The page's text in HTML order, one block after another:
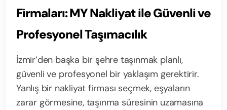
Firmaları: MY Nakliyat ile Güvenli ve
Profesyonel Taşımacılık
İzmir’den başka bir şehre taşınmak planlı,
güvenli ve profesyonel bir yaklaşım gerektirir.
Yanlış bir nakliyat firması seçmek, eşyaların
zarar görmesine, taşınma süresinin uzamasına